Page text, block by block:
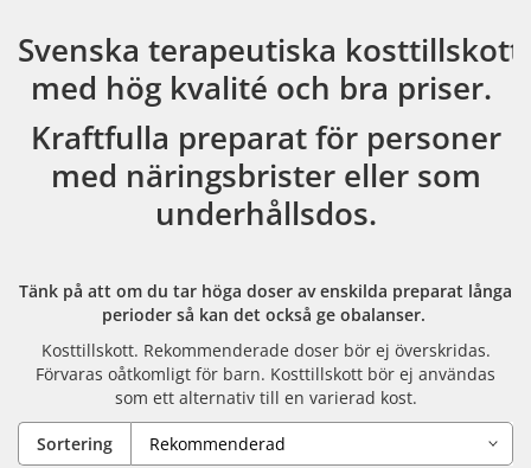
Svenska terapeutiska kosttillskott
med hög kvalité och bra priser.
Kraftfulla preparat för personer
med näringsbrister eller som
underhållsdos.
Tänk på att om du tar höga doser av enskilda preparat långa
perioder så kan det också ge obalanser.
Kosttillskott. Rekommenderade doser bör ej överskridas.
Förvaras oåtkomligt för barn. Kosttillskott bör ej användas
som ett alternativ till en varierad kost.
Sortering